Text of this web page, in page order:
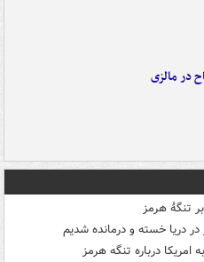
در مالزی
تنگۀ هرمز
درباره تنگه هرمز